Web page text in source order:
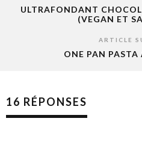
ULTRAFONDANT
(VEGAN ET
ARTICLE
ONE PAN PASTA
16 RÉPONSES